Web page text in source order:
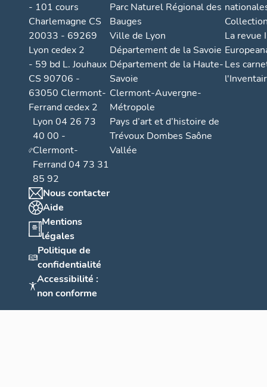
- 101 cours
Charlemagne CS
20033 - 69269
Lyon cedex 2
- 59 bd L. Jouhaux
CS 90706 -
63050 Clermont-
Ferrand cedex 2
Lyon 04 26 73
40 00 -
Clermont-
Ferrand 04 73 31
85 92
Nous contacter
Aide
Mentions
légales
Politique de
confidentialité
Accessibilité :
non conforme
Parc Naturel Régional des
Bauges
Ville de Lyon
Département de la Savoie
Département de la Haute-
Savoie
Clermont-Auvergne-
Métropole
Pays d’art et d’histoire de
Trévoux Dombes Saône
Vallée
La revue
Les